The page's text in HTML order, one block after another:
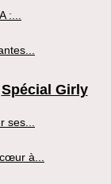
:...
Spécial Girly
ses...
à...